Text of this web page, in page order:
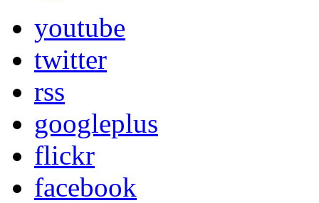
youtube
twitter
rss
googleplus
flickr
facebook